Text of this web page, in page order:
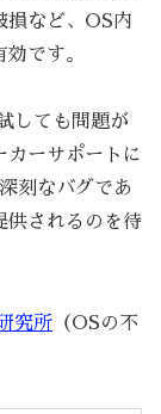
損など、OS内
です。
しても問題が
カーサポートに
刻なバグであ
供されるのを待
究所 （OSの不